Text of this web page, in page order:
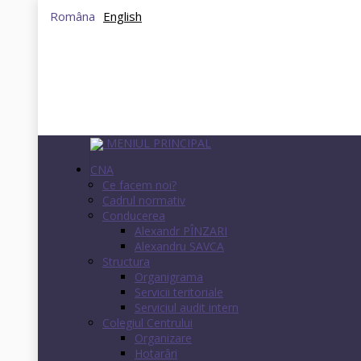
Româna English
MENIUL PRINCIPAL
CNA
Ce facem noi?
Cadrul normativ
Conducerea
Alexandr PÎNZARI
Alexandru SAVCA
Structura
Organigrama
Servicii teritoriale
Serviciul audit intern
Colegiul Centrului
Organizare
Hotarâri